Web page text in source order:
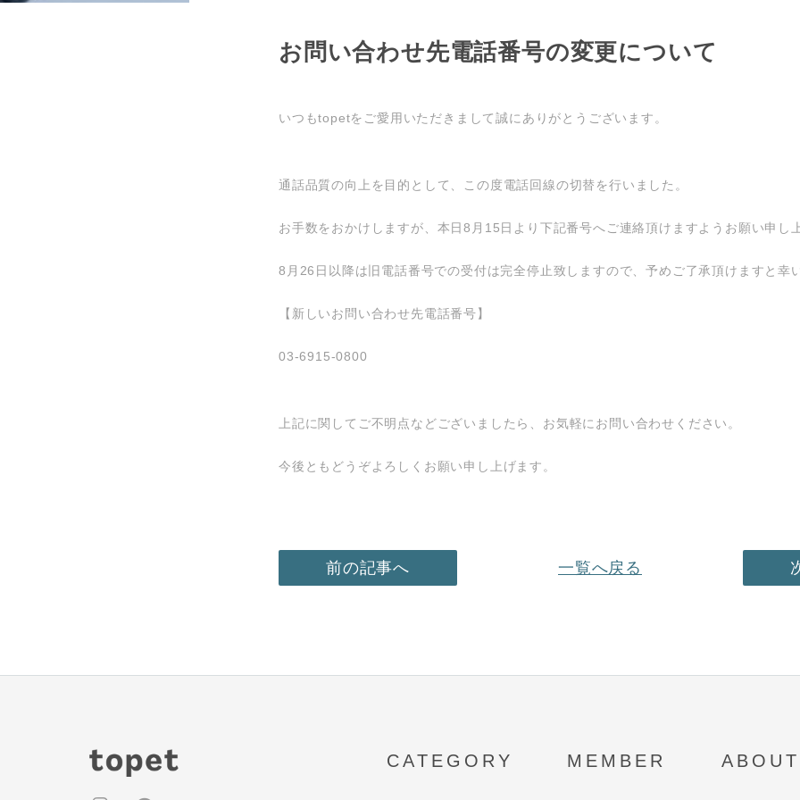
お問い合わせ先電話番号の変更について
いつもtopetをご愛用いただきまして誠にありがとうございます。
通話品質の向上を目的として、この度電話回線の切替を行いました。
お手数をおかけしますが、本日8月15日より下記番号へご連絡頂けますようお願い申し
8月26日以降は旧電話番号での受付は完全停止致しますので、予めご了承頂けますと幸
【新しいお問い合わせ先電話番号】
03-6915-0800
上記に関してご不明点などございましたら、お気軽にお問い合わせください。
今後ともどうぞよろしくお願い申し上げます。
前の記事へ 一覧へ戻る
CATEGORY MEMBER ABOUT